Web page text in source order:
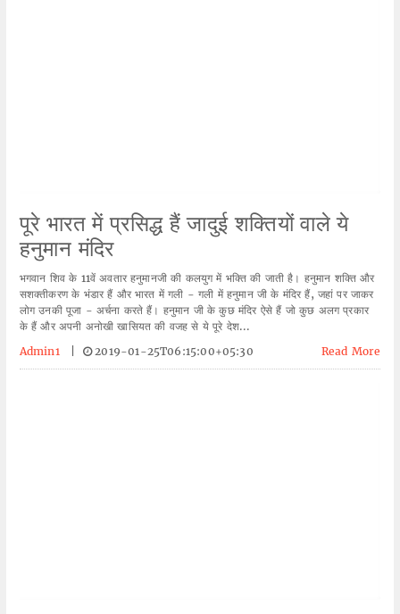
पूरे भारत में प्रसिद्ध हैं जादुई शक्तियों वाले ये
हनुमान मंदिर
भगवान शिव के 11वें अवतार हनुमानजी की कलयुग में भक्ति की जाती है। हनुमान शक्ति और
सशक्तीकरण के भंडार हैं और भारत में गली - गली में हनुमान जी के मंदिर हैं, जहां पर जाकर
लोग उनकी पूजा - अर्चना करते हैं। हनुमान जी के कुछ मंदिर ऐसे हैं जो कुछ अलग प्रकार
के हैं और अपनी अनोखी खासियत की वजह से ये पूरे देश...
Admin1
2019-01-25T06:15:00+05:30 Read More